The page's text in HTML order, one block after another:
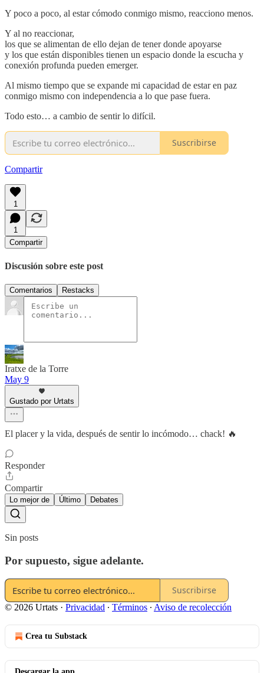
Y poco a poco, al estar cómodo conmigo mismo, reacciono menos.
Y al no reaccionar,
los que se alimentan de ello dejan de tener donde apoyarse
y los que están disponibles tienen un espacio donde la escucha y
conexión profunda pueden emerger.
Al mismo tiempo que se expande mi capacidad de estar en paz
conmigo mismo con independencia a lo que pase fuera.
Todo esto… a cambio de sentir lo difícil.
Suscribirse
Compartir
1
1
Compartir
Discusión sobre este post
Comentarios Restacks
Iratxe de la Torre
May 9
Gustado por Urtats
El placer y la vida, después de sentir lo incómodo… chack! 🔥
Responder
Compartir
Lo mejor de Último Debates
Sin posts
Por supuesto, sigue adelante.
Suscribirse
© 2026 Urtats · Privacidad ∙ Términos ∙ Aviso de recolección
Crea tu Substack
Descargar la app